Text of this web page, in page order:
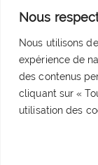
Nous
Nous utilisons
expérience de
des contenus
cliquant sur «
utilisation des